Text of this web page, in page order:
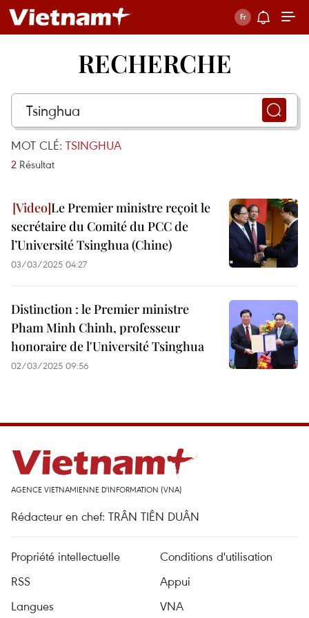
RECHERCHE
MOT CLÉ: TSINGHUA
2 Résultat
Le Premier ministre reçoit le
secrétaire du Comité du PCC de
l’Université Tsinghua (Chine)
03/03/2025 04:27
Distinction : le Premier ministre
Pham Minh Chinh, professeur
honoraire de l'Université Tsinghua
02/03/2025 09:56
AGENCE VIETNAMIENNE D'INFORMATION (VNA)
Rédacteur en chef: TRÂN TIÊN DUÂN
Propriété intellectuelle
Conditions d'utilisation
RSS
Appui
Langues
VNA